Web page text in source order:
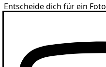
Entscheide dich für ein